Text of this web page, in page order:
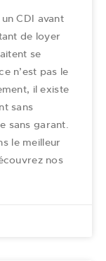
CDI avant
de loyer
se
n’est pas le
il existe
sans
sans garant.
le meilleur
nos